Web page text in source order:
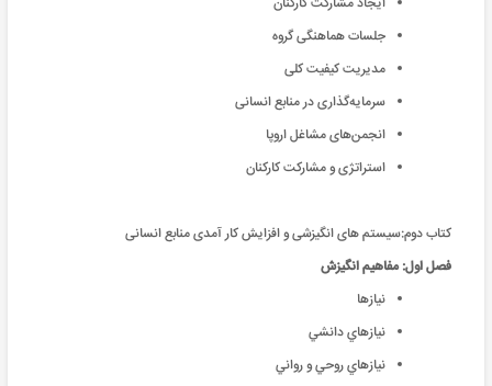
جلسات هماهنگی گروه
مدیریت کیفیت کلی
سرمایه‌گذاری در منابع انسانی
انجمن‌های مشاغل اروپا
استراتژی و مشارکت کارکنان
کتاب دوم:سیستم های انگیزشی و افزایش کار آمدی منابع انسانی
فصل اول: مفاهیم انگیزش
نيازها
نيازهاي دانشي
نيازهاي روحي و رواني